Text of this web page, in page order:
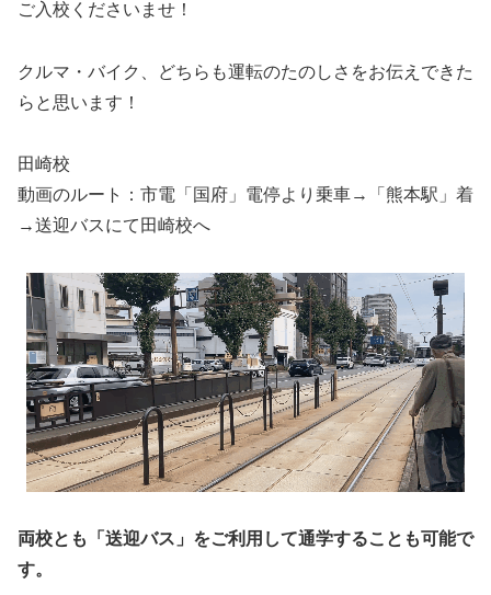
ご入校くださいませ！
クルマ・バイク、どちらも運転のたのしさをお伝えできた
らと思います！
田崎校
動画のルート：市電「国府」電停より乗車→「熊本駅」着
→送迎バスにて田崎校へ
両校とも 「送迎バス」 をご利用して通学することも可能で
す。